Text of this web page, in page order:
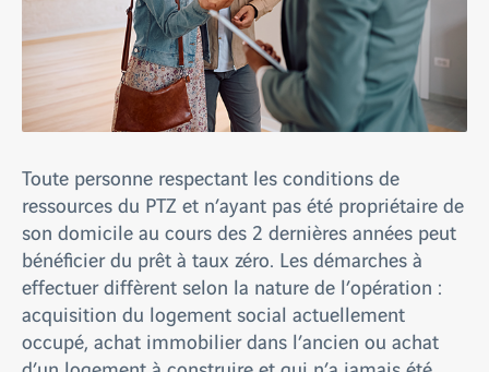
Toute personne respectant les conditions de
ressources du PTZ et n’ayant pas été propriétaire de
son domicile au cours des 2 dernières années peut
bénéficier du prêt à taux zéro. Les démarches à
effectuer diffèrent selon la nature de l’opération :
acquisition du logement social actuellement
occupé, achat immobilier dans l’ancien ou achat